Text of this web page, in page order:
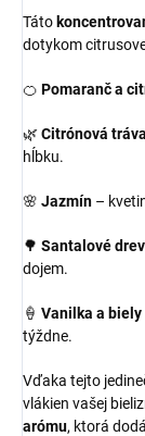
Táto
dotykom
🍊 Pomaranč a
🌿 Citrónová
hĺbku.
🌸 Jazmín –
🌳 Santalové
dojem.
🍦 Vanilka a biely
týždne.
Vďaka tejto
vlákien vašej
arómu, ktorá